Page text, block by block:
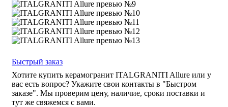
Быстрый заказ
Хотите купить керамогранит ITALGRANITI Allure или у
вас есть вопрос? Укажите свои контакты в "Быстром
заказе". Мы проверим цену, наличие, сроки поставки и
тут же свяжемся с вами.